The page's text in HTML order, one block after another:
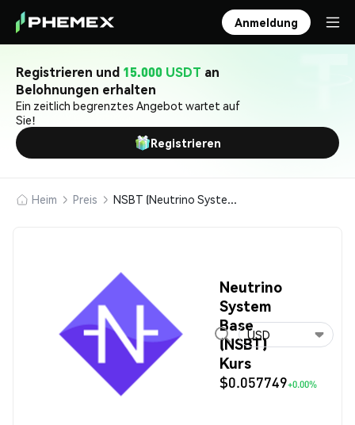
Anmeldung
Registrieren und 15.000 USDT an
Belohnungen erhalten
Ein zeitlich begrenztes Angebot wartet auf
Sie!
Registrieren
Heim Preis NSBT (Neutrino System Base)
Neutrino
System
Base
(NSBT)
Kurs
$0.057749+0.00%
USD